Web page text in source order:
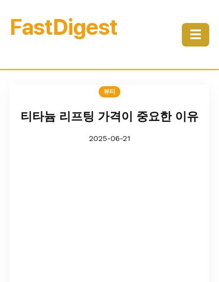
FastDigest ☰
뷰티
티타늄 리프팅 가격이 중요한 이유
2025-06-21